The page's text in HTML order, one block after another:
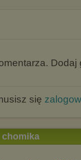
Dodaj
się
chomika